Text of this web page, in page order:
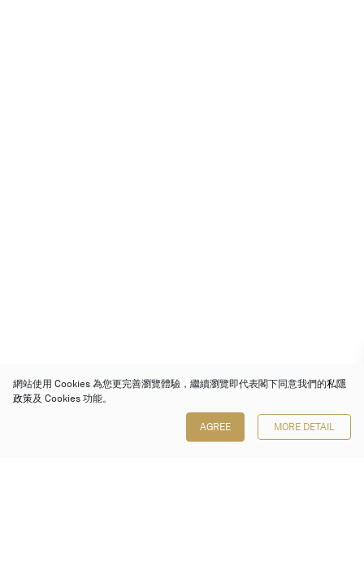
網站使用 Cookies 為您更完善瀏覽體驗，繼續瀏覽即代表閣下同意我們的私隱
政策及 Cookies 功能。
AGREE MORE DETAIL